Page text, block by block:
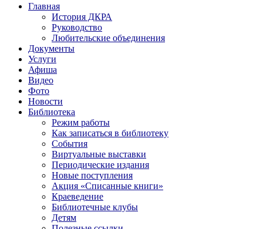
Главная
История ДКРА
Руководство
Любительские объединения
Документы
Услуги
Афиша
Видео
Фото
Новости
Библиотека
Режим работы
Как записаться в библиотеку
События
Виртуальные выставки
Периодические издания
Новые поступления
Акция «Списанные книги»
Краеведение
Библиотечные клубы
Детям